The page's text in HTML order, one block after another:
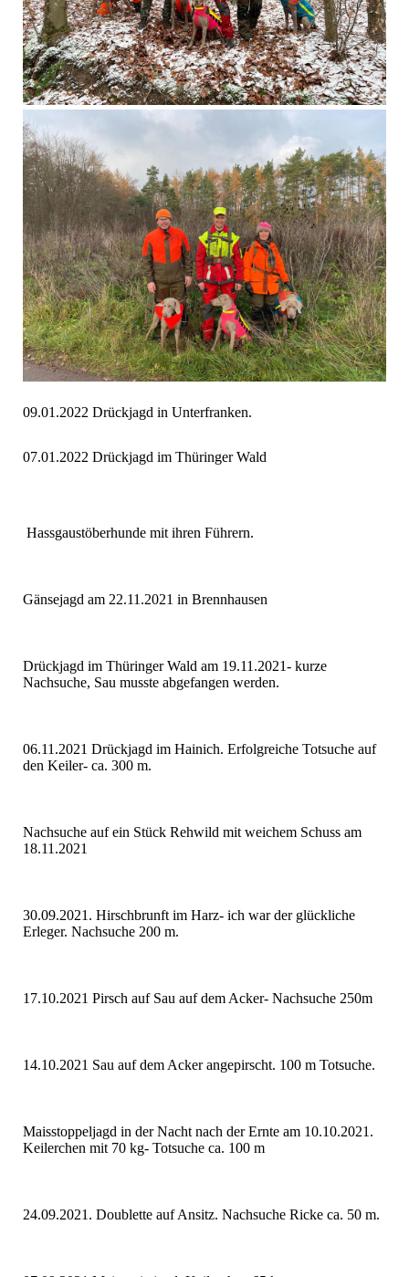
09.01.2022 Drückjagd in Unterfranken.
07.01.2022 Drückjagd im Thüringer Wald
Hassgaustöberhunde mit ihren Führern.
Gänsejagd am 22.11.2021 in Brennhausen
Drückjagd im Thüringer Wald am 19.11.2021- kurze
Nachsuche, Sau musste abgefangen werden.
06.11.2021 Drückjagd im Hainich. Erfolgreiche Totsuche auf
den Keiler- ca. 300 m.
Nachsuche auf ein Stück Rehwild mit weichem Schuss am
18.11.2021
30.09.2021. Hirschbrunft im Harz- ich war der glückliche
Erleger. Nachsuche 200 m.
17.10.2021 Pirsch auf Sau auf dem Acker- Nachsuche 250m
14.10.2021 Sau auf dem Acker angepirscht. 100 m Totsuche.
Maisstoppeljagd in der Nacht nach der Ernte am 10.10.2021.
Keilerchen mit 70 kg- Totsuche ca. 100 m
24.09.2021. Doublette auf Ansitz. Nachsuche Ricke ca. 50 m.